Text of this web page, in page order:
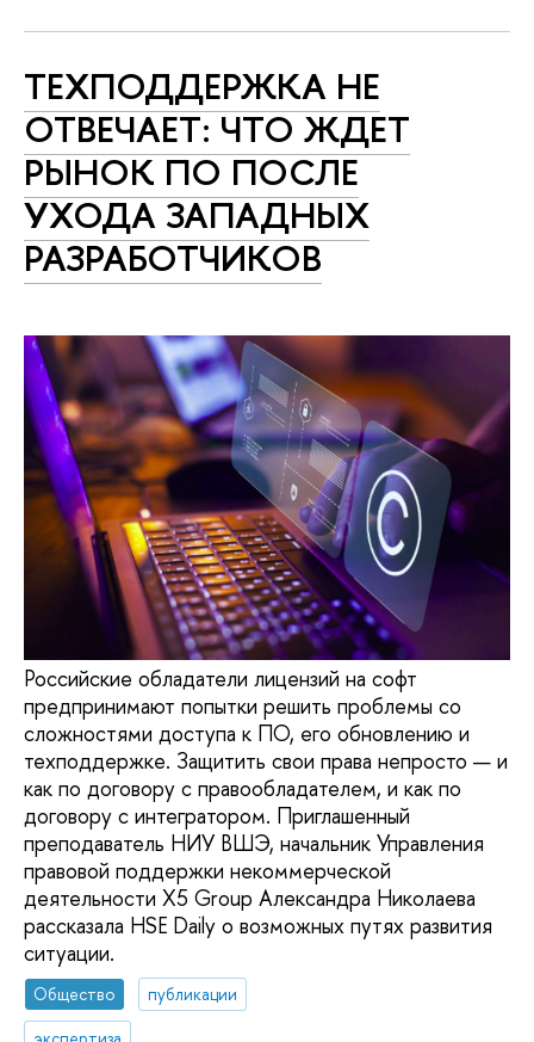
ТЕХПОДДЕРЖКА НЕ
ОТВЕЧАЕТ: ЧТО ЖДЕТ
РЫНОК ПО ПОСЛЕ
УХОДА ЗАПАДНЫХ
РАЗРАБОТЧИКОВ
Российские обладатели лицензий на софт
предпринимают попытки решить проблемы со
сложностями доступа к ПО, его обновлению и
техподдержке. Защитить свои права непросто — и
как по договору с правообладателем, и как по
договору с интегратором. Приглашенный
преподаватель НИУ ВШЭ, начальник Управления
правовой поддержки некоммерческой
деятельности X5 Group Александра Николаева
рассказала HSE Daily о возможных путях развития
ситуации.
Общество
публикации
экспертиза